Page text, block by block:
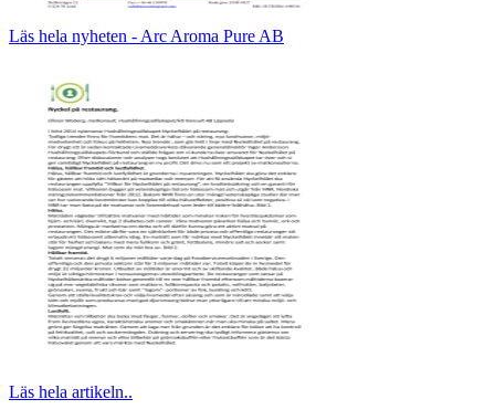
Läs hela nyheten - Arc Aroma Pure AB
Läs hela artikeln..